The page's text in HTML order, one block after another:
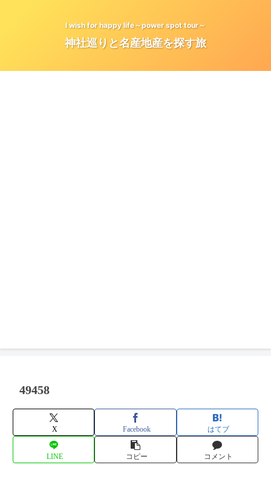
I wish for happy life～power spot tour～
神社巡りと名産地産を探す旅
49458
X Facebook はてブ
LINE コピー コメント